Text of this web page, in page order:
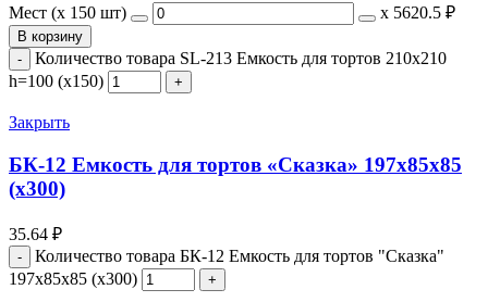
Мест (x 150 шт)
х 5620.5 ₽
В корзину
Количество товара SL-213 Емкость для тортов 210х210
h=100 (х150)
Закрыть
БК-12 Емкость для тортов «Сказка» 197х85х85
(х300)
35.64 ₽
Количество товара БК-12 Емкость для тортов "Сказка"
197х85х85 (х300)